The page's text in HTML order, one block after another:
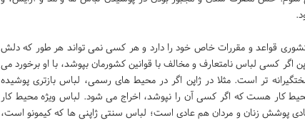
کشوری قواعد و مقررات خاص خود را دارد و هر کسی نمی تواند هر طور که دلش
اگر کسی لباس نامتعارف و مخالف با قوانین کشورمان بپوشد، با او برخورد می
تر است. مثلا در ژاپن اگر در محیط های رسمی، لباس بازتری پوشیده
محیط کار هست که اگر کسی آن را نپوشد، اخراج می شود. لباس ویژه محیط کار
پوشش زنان و مردان هم عادی است؛ لباس سنتی ژاپنی ها که کیمونو است،